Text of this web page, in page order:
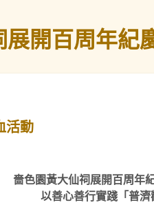
開百周年紀
活動
嗇色園黃大仙祠展開百周年
以善心善行實踐「普